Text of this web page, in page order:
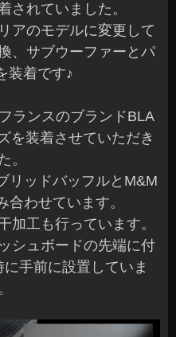
されていました。
アのモデルに変更して
、サブウーファーとパ
装着です♪
ランスのブランドBLA
を装着させていただき
。
リッドバッフルとM&M
合わせています。
加工も行っています。
シュボードの先端に付
手前に設置していま